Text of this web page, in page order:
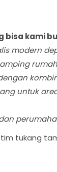
bisa kami
modern
rumah
untuk
tim tukang